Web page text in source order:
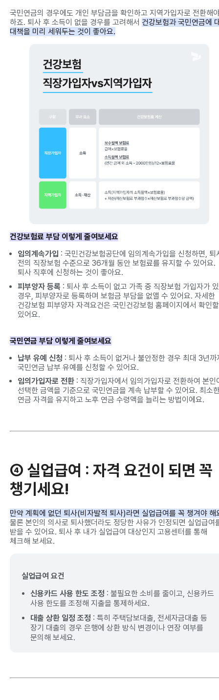
국민연금의 경우에도 개인 부담금을 확인하고 지역가입자로 전환해
하죠. 퇴사 후 소득이 없을 경우를 고려해서 건강보험과 국민연금에
대책을 미리 세워두는 것이 좋아요.
건강보험료 부담 이렇게 줄여보세요
임의계속가입 : 국민건강보험공단에 임의계속가입을 신청하면, 퇴
전의 직장보험 수준으로 36개월 동안 보험료를 유지할 수 있어요.
퇴사 직후에 신청하는 것이 좋아요.
피부양자 등록 : 퇴사 후 소득이 없고 가족 중 직장보험 가입자가
경우, 피부양자로 등록하며 보험금 부담을 없앨 수 있어요. 자세한
건강보험 피부양자 자격요건은 국민건강보험 홈페이지에서 확인
있어요.
국민연금 부담 이렇게 줄여보세요
납부 유예 신청 : 퇴사 후 소득이 없거나 불안정한 경우 최대 3년까
국민연금 납부 유예를 신청할 수 있어요.
임의가입자로 전환 : 직장가입자에서 임의가입자로 전환하여 본인
선택한 금액을 기준으로 국민연금을 계속 납부할 수 있어요. 최소
연금 자격을 유지하고 노후 연금 수령액을 늘리는 방법이에요.
④ 실업급여 : 자격 요건이 되면 꼭
챙기세요!
만약 계획에 없던 퇴사(비자발적 퇴사)라면 실업급여를 꼭 챙겨야 해
물론 본인의 의사로 퇴사했더라도 정당한 사유가 인정되면 실업급여
받을 수 있어요. 퇴사 후 내가 실업급여 대상인지 고용센터를 통해
체크해 보세요.
실업급여 요건
신용카드 사용 한도 조정 : 불필요한 소비를 줄이고, 신용카드
사용 한도를 조정해 지출을 통제하세요.
대출 상환 일정 조정 : 특히 주택담보대출, 전세자금대출 등
장기 대출의 경우 은행에 상환 방식 변경이나 연장 여부를
문의해 보세요.